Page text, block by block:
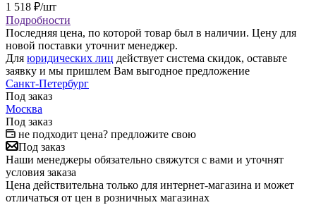
1 518 ₽/шт
Подробности
Последняя цена, по которой товар был в наличии. Цену для
новой поставки уточнит менеджер.
Для юридических лиц действует система скидок, оставьте
заявку и мы пришлем Вам выгодное предложение
Санкт-Петербург
Под заказ
Москва
Под заказ
не подходит цена? предложите свою
Под заказ
Наши менеджеры обязательно свяжутся с вами и уточнят
условия заказа
Цена действительна только для интернет-магазина и может
отличаться от цен в розничных магазинах